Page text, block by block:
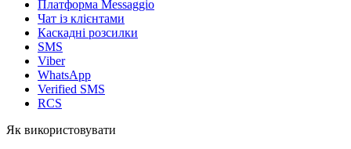
Платформа Messaggio
Чат із клієнтами
Каскадні розсилки
SMS
Viber
WhatsApp
Verified SMS
RCS
Як використовувати